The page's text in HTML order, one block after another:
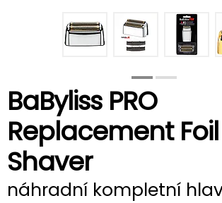
BaByliss PRO
Replacement Foil
Shaver
náhradní kompletní